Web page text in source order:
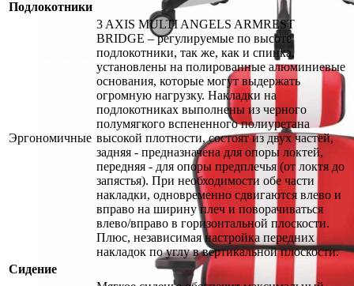
Подлокотники
Эргономичные
3 AXIS MULTI ANGELS ARMREST
BRIDGE – регулируемые по высоте
подлокотники, так же, как и спинка,
установлены на полированные алюминиевые
основания, которые могут выдержать
огромную нагрузку. Накладки на
подлокотниках выполнены из черного
полумягкого вспененного полиуретана
высокой плотности, состоят из двух частей,
задняя - предназначена для опоры локтей,
передняя - для опоры предплечья (от локтя до
запястья). При необходимости обе части
накладки, одновременно сдвигаются влево и
вправо на ширину плеч и поворачиваться
влево/вправо в горизонтальной плоскости.
Плюс, независимая настройка передних
накладок по углу в вертикальной плоскости.
Сидение